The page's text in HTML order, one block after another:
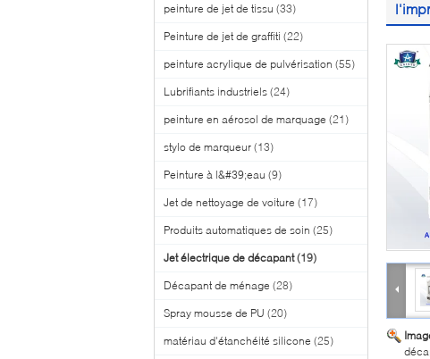
peinture de jet de tissu (33)
Peinture de jet de graffiti (22)
peinture acrylique de pulvérisation (55)
Lubrifiants industriels (24)
peinture en aérosol de marquage (21)
stylo de marqueur (13)
Peinture à l&#39;eau (9)
Jet de nettoyage de voiture (17)
Produits automatiques de soin (25)
Jet électrique de décapant (19)
Décapant de ménage (28)
Spray mousse de PU (20)
matériau d'étanchéité silicone (25)